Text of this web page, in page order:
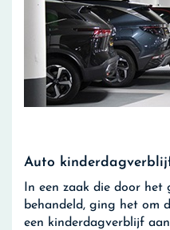
Auto
In een zaak die door
behandeld, ging het om
een kinderdagverblijf